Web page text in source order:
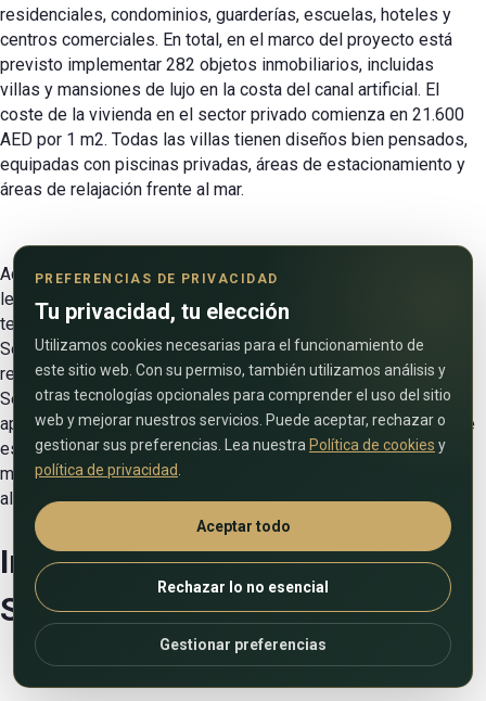
residenciales, condominios, guarderías, escuelas, hoteles y
centros comerciales. En total, en el marco del proyecto está
previsto implementar 282 objetos inmobiliarios, incluidas
villas y mansiones de lujo en la costa del canal artificial. El
coste de la vivienda en el sector privado comienza en 21.600
AED por 1 m2. Todas las villas tienen diseños bien pensados,
equipadas con piscinas privadas, áreas de estacionamiento y
áreas de relajación frente al mar.
Además de las promociones privadas, a los compradores se
les ofrecen apartamentos en edificios de varias plantas. El
territorio alberga tanto rascacielos independientes (como el
Sobha Hartland Waves de 35 pisos) como grandes complejos
residenciales, como The Crest, que consta de cuatro edificios.
Se encuentran disponibles para la venta estudios compactos,
apartamentos y dúplex de 2 a 3 dormitorios. El precio inicial de
estas opciones inmobiliarias es de 16.200 a 17.300 AED por 1
m2. De media, los apartamentos de un dormitorio costarán
alrededor de 1 millón de AED.
Invertir en bienes raíces en
Sobha Hartland
PREFERENCIAS DE PRIVACIDAD
Tu privacidad, tu elección
Utilizamos cookies necesarias para el funcionamiento de
este sitio web. Con su permiso, también utilizamos análisis y
otras tecnologías opcionales para comprender el uso del sitio
web y mejorar nuestros servicios. Puede aceptar, rechazar o
gestionar sus preferencias. Lea nuestra Política de cookies y
política de privacidad
Aceptar todo
Rechazar lo no esencial
Gestionar preferencias